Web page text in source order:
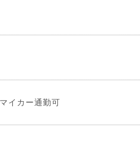
イカー通勤可